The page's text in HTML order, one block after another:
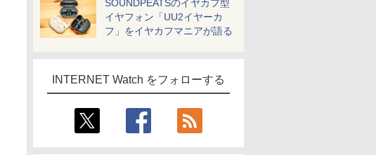
SOUNDPEATSのイヤカフ型
イヤフォン「UU2イヤーカ
フ」をイヤカフマニアが語る
INTERNET Watch をフォローする